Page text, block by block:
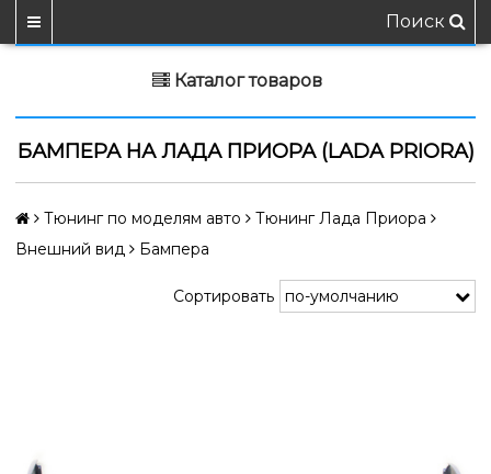
Поиск
Каталог товаров
БАМПЕРА НА ЛАДА ПРИОРА (LADA PRIORA)
Тюнинг по моделям авто
Тюнинг Лада Приора
Внешний вид
Бампера
Сортировать